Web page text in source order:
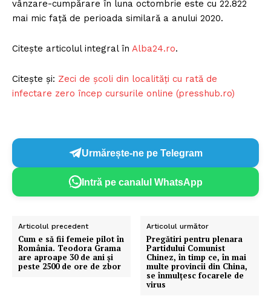
vânzare-cumpărare în luna octombrie este cu 22.822
mai mic față de perioada similară a anului 2020.
Citește articolul integral în Alba24.ro.
Citește și: Zeci de școli din localități cu rată de
infectare zero încep cursurile online (presshub.ro)
Urmărește-ne pe Telegram
Intră pe canalul WhatsApp
Articolul precedent
Cum e să fii femeie pilot în
România. Teodora Grama
are aproape 30 de ani și
peste 2500 de ore de zbor
Articolul următor
Pregătiri pentru plenara
Partidului Comunist
Chinez, în timp ce, în mai
multe provincii din China,
se înmulţesc focarele de
virus